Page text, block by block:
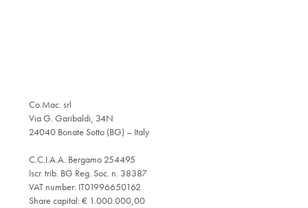
Co.Mac. srl
Via G. Garibaldi, 34N
24040 Bonate Sotto (BG) – Italy
C.C.I.A.A. Bergamo 254495
Iscr. trib. BG Reg. Soc. n. 38387
VAT number: IT01996650162
Share capital: € 1.000.000,00